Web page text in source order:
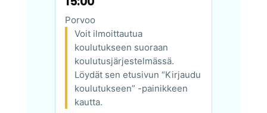
Porvoo
Voit ilmoittautua
koulutukseen suoraan
koulutusjärjestelmässä.
Löydät sen etusivun “Kirjaudu
koulutukseen” -painikkeen
kautta.